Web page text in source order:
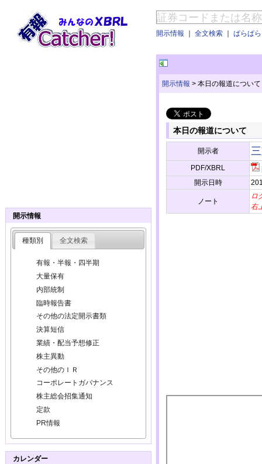
開示情報 ｜ 全文検索 ｜ ぱらぱ
開示情報 > 本日の報道について
本日の報道について
開示者
PDF/XBRL
開示日時
ノート
ロ
右
開示情報
種類別 全文検索
有報・半報・四半期
大量保有
内部統制
臨時報告書
その他の法定開示書類
決算短信
業績・配当予想修正
株主異動
その他のＩＲ
コーポレートガバナンス
株主総会招集通知
定款
PR情報
カレンダー